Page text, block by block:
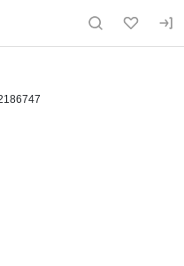
fruitinfo.ru
компании
о компании